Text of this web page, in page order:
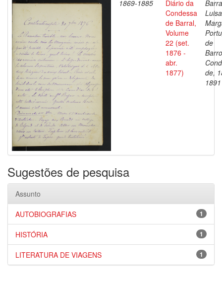
1869-1885
Diário da
Condessa
de Barral,
Volume
22 (set.
1876 -
abr.
1877)
Luisa
de
de,
1891
Sugestões de pesquisa
Assunto
1
AUTOBIOGRAFIAS
1
HISTÓRIA
1
LITERATURA DE VIAGENS